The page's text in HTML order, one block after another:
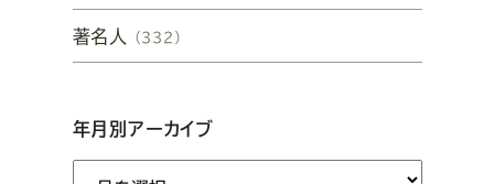
著名人 （332）
年月別アーカイブ